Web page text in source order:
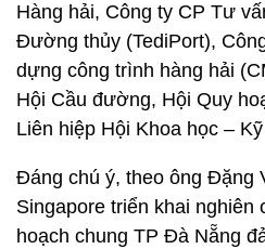
Hàng hải, Công ty CP Tư
Đường thủy (TediPort),
dựng công trình hàng hải
Hội Cầu đường, Hội Quy
Liên hiệp Hội Khoa học –
Đáng chú ý, theo ông Đặng
Singapore triển khai nghiên
hoạch chung TP Đà Nẵng